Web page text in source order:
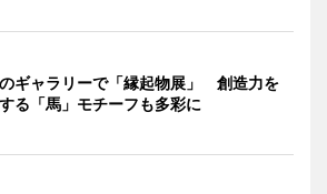
ギャラリーで「縁起物展」 創造力を
る「馬」モチーフも多彩に